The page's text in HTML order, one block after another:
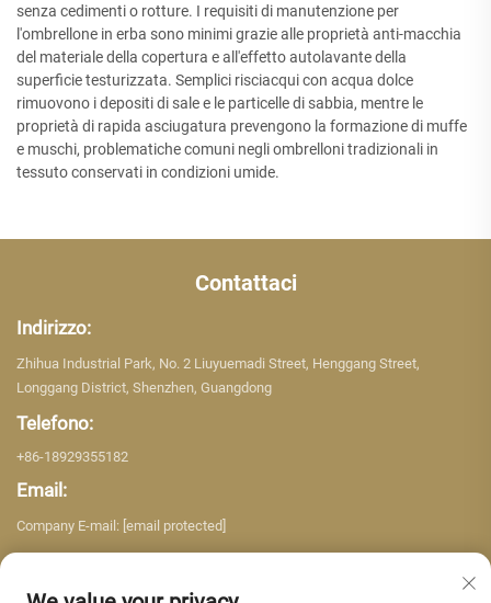
senza cedimenti o rotture. I requisiti di manutenzione per
l'ombrellone in erba sono minimi grazie alle proprietà anti-macchia
del materiale della copertura e all'effetto autolavante della
superficie testurizzata. Semplici risciacqui con acqua dolce
rimuovono i depositi di sale e le particelle di sabbia, mentre le
proprietà di rapida asciugatura prevengono la formazione di muffe
e muschi, problematiche comuni negli ombrelloni tradizionali in
tessuto conservati in condizioni umide.
Contattaci
Indirizzo:
Zhihua Industrial Park, No. 2 Liuyuemadi Street, Henggang Street,
Longgang District, Shenzhen, Guangdong
Telefono:
+86-18929355182
Email:
Company E-mail: [email protected]